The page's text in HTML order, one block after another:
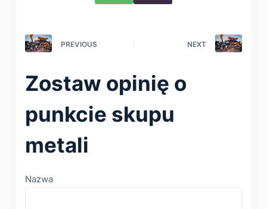
PREVIOUS NEXT
Zostaw opinię o
punkcie skupu
metali
Nazwa